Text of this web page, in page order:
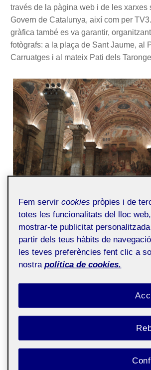
través de la pàgina web i de les xarxes
Govern de Catalunya, així com per
gràfica també es va garantir,
fotògrafs: a la plaça de Sant Jaume, al
Carruatges i al mateix Pati dels
El Saló Sant Jordi, espai que ha acollit en el
possessions
Font: Presidència de la
Els actes de presa de possessió –pels
persona es fa càrrec d’una
institució pública– han estat classificats
rituals políticsde
Fem servircookies pròpies i de
totes les funcionalitats del lloc
mostrar-te publicitat
partir dels teus hàbits de
les teves preferències fent clic a
nostra política de cookies.